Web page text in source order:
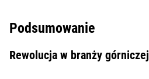
Podsumowanie
Rewolucja w branży górniczej